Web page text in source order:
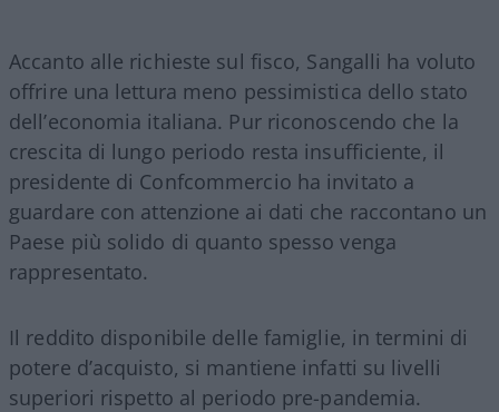
Accanto alle richieste sul fisco, Sangalli ha voluto
offrire una lettura meno pessimistica dello stato
dell’economia italiana. Pur riconoscendo che la
crescita di lungo periodo resta insufficiente, il
presidente di Confcommercio ha invitato a
guardare con attenzione ai dati che raccontano un
Paese più solido di quanto spesso venga
rappresentato.
Il reddito disponibile delle famiglie, in termini di
potere d’acquisto, si mantiene infatti su livelli
superiori rispetto al periodo pre-pandemia.